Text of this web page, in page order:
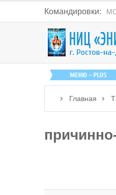
Командировки:
Главная